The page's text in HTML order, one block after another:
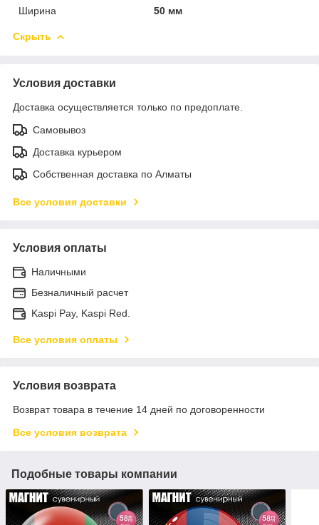
Ширина
50 мм
Скрыть
Условия доставки
Доставка осуществляется только по предоплате.
Самовывоз
Доставка курьером
Собственная доставка по Алматы
Все условия доставки
Условия оплаты
Наличными
Безналичный расчет
Kaspi Pay, Kaspi Red.
Все условия оплаты
Условия возврата
Возврат товара в течение 14 дней по договоренности
Все условия возврата
Подобные товары компании